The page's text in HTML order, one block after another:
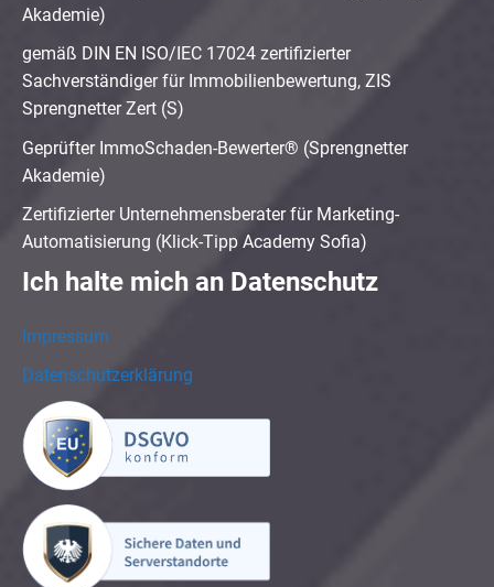
Akademie)
gemäß DIN EN ISO/IEC 17024 zertifizierter
Sachverständiger für Immobilienbewertung, ZIS
Sprengnetter Zert (S)
Geprüfter ImmoSchaden-Bewerter® (Sprengnetter
Akademie)
Zertifizierter Unternehmensberater für Marketing-
Automatisierung (Klick-Tipp Academy Sofia)
Ich halte mich an Datenschutz
Impressum
Datenschutzerklärung